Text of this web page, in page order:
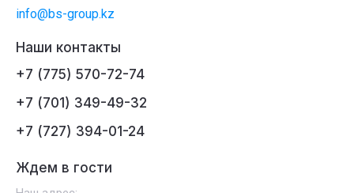
Наши контакты
+7 (775) 570-72-74
+7 (701) 349-49-32
+7 (727) 394-01-24
info@bs-group.kz
Ждем в гости